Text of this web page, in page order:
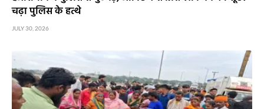
चढ़ा पुलिस के हत्थे
JULY 30, 2026